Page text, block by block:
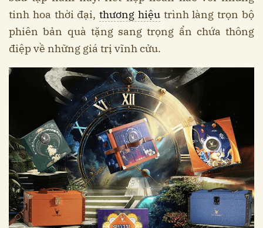
tinh hoa thời đại,thương hiệutrình làng trọn bộ
phiên bản quà tặng sang trọng ẩn chứa thông
điệp về những giá trị vĩnh cửu.